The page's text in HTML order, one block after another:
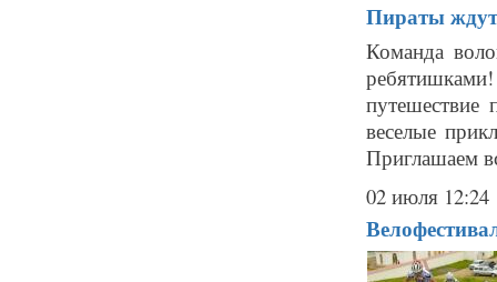
Пираты
Команда
веселые
Приглашаем
02 июля 12:24